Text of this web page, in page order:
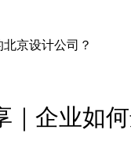
京设计公司？
｜企业如